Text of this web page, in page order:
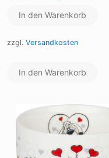
In den Warenkorb
zzgl. Versandkosten
In den Warenkorb